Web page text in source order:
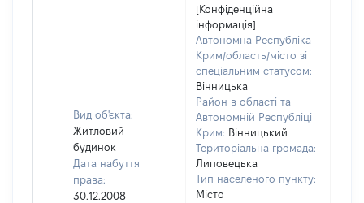
Вид об'єкта:
Житловий
будинок
Дата набуття
права:
30.12.2008
[Конфіденційна
інформація]
Автономна Республіка
Крим/область/місто зі
спеціальним статусом:
Вінницька
Район в області та
Автономній Республіці
Крим: Вінницький
Територіальна громада:
Липовецька
Тип населеного пункту:
Місто